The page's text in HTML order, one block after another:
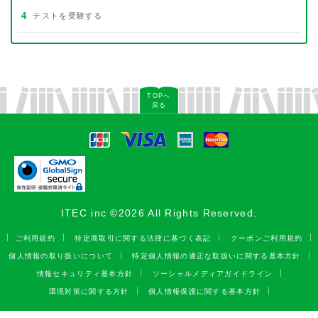
4 テストを受験する
TOPへ
戻る
ITEC inc ©2026 All Rights Reserved.
ご利用規約 特定商取引に関する法律に基づく表記 クーポンご利用規約
個人情報の取り扱いについて 特定個人情報の適正な取扱いに関する基本方針
情報セキュリティ基本方針 ソーシャルメディアガイドライン
環境対策に関する方針 個人情報保護に関する基本方針